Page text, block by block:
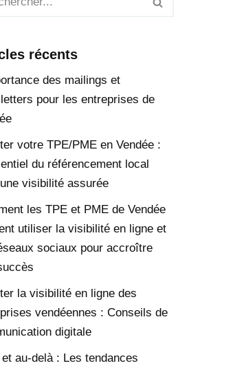
récents
des mailings et
pour les entreprises de
votre TPE/PME en Vendée :
du référencement local
visibilité assurée
les TPE et PME de Vendée
utiliser la visibilité en ligne et
sociaux pour accroître
la visibilité en ligne des
vendéennes : Conseils de
digitale
au-delà : Les tendances